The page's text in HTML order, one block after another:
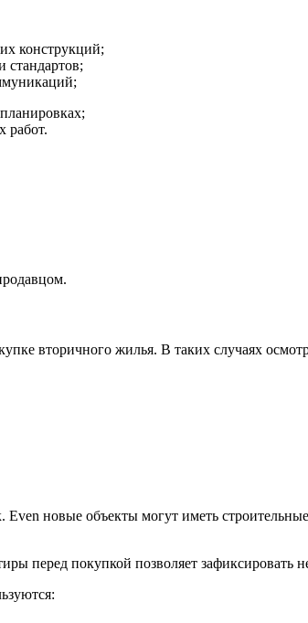
конструкций;
стандартов;
работ.
вторичного жилья. В таких случаях
новые объекты могут иметь
перед покупкой позволяет зафиксировать